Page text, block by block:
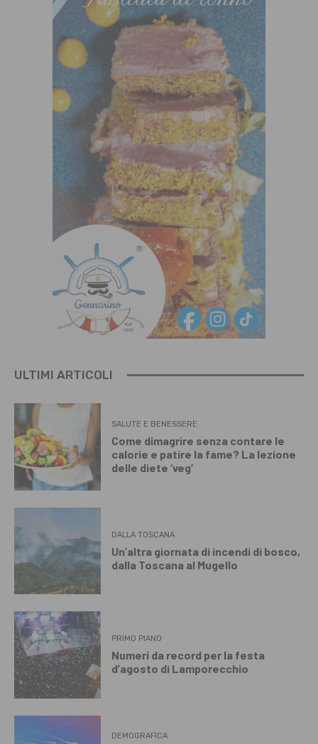
ULTIMI ARTICOLI
SALUTE E BENESSERE
Come dimagrire senza contare le
calorie e patire la fame? La lezione
delle diete ‘veg’
DALLA TOSCANA
Un’altra giornata di incendi di bosco,
dalla Toscana al Mugello
PRIMO PIANO
Numeri da record per la festa
d’agosto di Lamporecchio
DEMOGRAFICA